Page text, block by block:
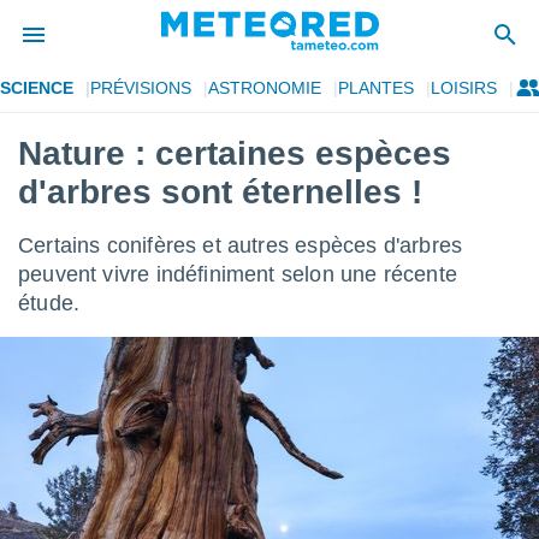
de
par
SCIENCE PRÉVISIONS ASTRONOMIE PLANTES LOISIRS
Nature : certaines espèces
d'arbres sont éternelles !
Certains conifères et autres espèces d'arbres
peuvent vivre indéfiniment selon une récente
étude.